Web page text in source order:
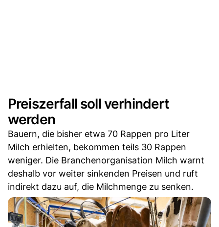
Preiszerfall soll verhindert
werden
Bauern, die bisher etwa 70 Rappen pro Liter
Milch erhielten, bekommen teils 30 Rappen
weniger. Die Branchenorganisation Milch warnt
deshalb vor weiter sinkenden Preisen und ruft
indirekt dazu auf, die Milchmenge zu senken.